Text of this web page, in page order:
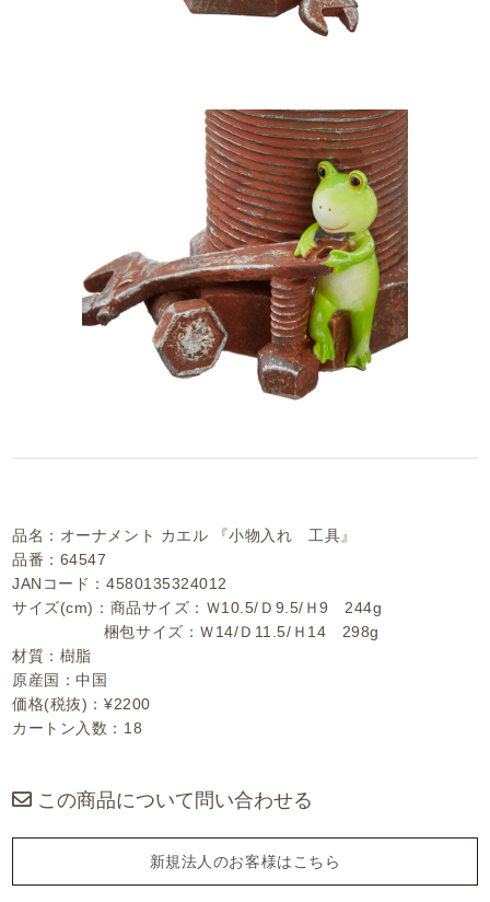
品名：オーナメント カエル 『小物入れ 工具』
品番：64547
JANコード：4580135324012
サイズ(cm)：商品サイズ：Ｗ10.5/Ｄ9.5/Ｈ9 244g
梱包サイズ：Ｗ14/Ｄ11.5/Ｈ14 298g
材質：樹脂
原産国：中国
価格(税抜)：¥2200
カートン入数：18
この商品について問い合わせる
新規法人のお客様はこちら